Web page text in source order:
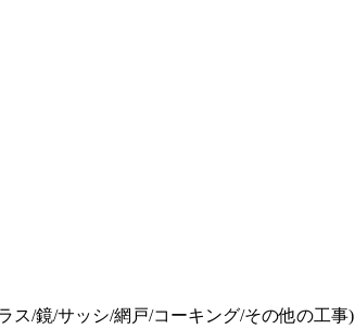
ス/鏡/サッシ/網戸/コーキング/その他の工事)